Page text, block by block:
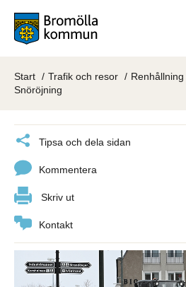
Start Trafik och resor
Snöröjning
Tipsa och dela sidan
Kommentera
Skriv ut
Kontakt